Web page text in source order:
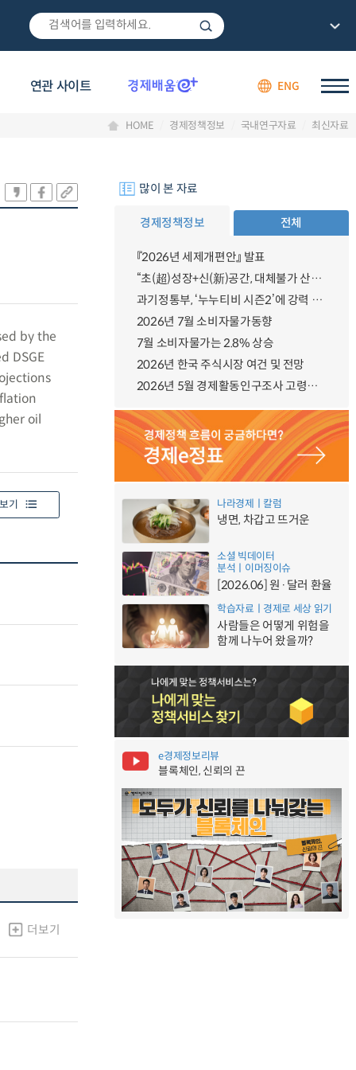
연관 사이트 ENG
HOME 경제정책정보 국내연구자료 최신자료
by the
DSGE
oil
기
더보기
많이 본 자료
경제정책정보 전체
『2026년 세제개편안』 발표
“초(超)성장+신(新)공간, 대체불가 산업강국”
과기정통부, ‘누누티비 시즌2’에 강력 대응 의지 밝혀
2026년 7월 소비자물가동향
7월 소비자물가는 2.8% 상승
2026년 한국 주식시장 여건 및 전망
2026년 5월 경제활동인구조사 고령층 부가조사 결과
나라경제ㅣ칼럼
냉면, 차갑고 뜨거운
소셜 빅데이터
분석ㅣ이머징이슈
[2026.06] 원·달러 환율
학습자료ㅣ경제로 세상 읽기
사람들은 어떻게 위험을
함께 나누어 왔을까?
e경제정보리뷰
블록체인, 신뢰의 끈